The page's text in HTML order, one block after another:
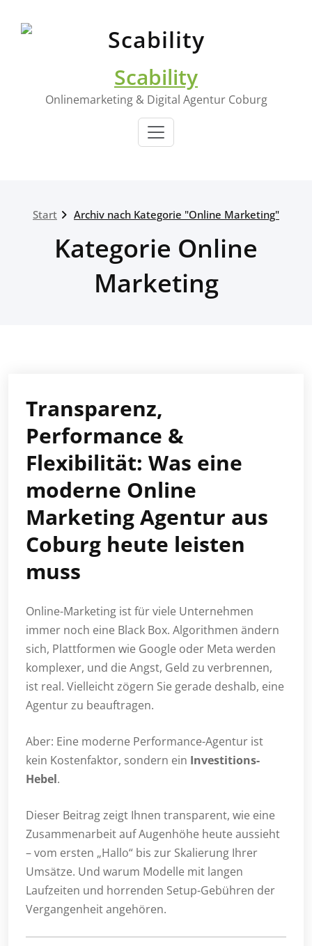
Inhalt
Scability
Onlinemarketing & Digital Agentur Coburg
Start Archiv nach Kategorie "Online Marketing"
Kategorie Online
Marketing
Transparenz,
Performance &
Flexibilität: Was eine
moderne Online
Marketing Agentur aus
Coburg heute leisten
muss
Online-Marketing ist für viele Unternehmen
immer noch eine Black Box. Algorithmen ändern
sich, Plattformen wie Google oder Meta werden
komplexer, und die Angst, Geld zu verbrennen,
ist real. Vielleicht zögern Sie gerade deshalb, eine
Agentur zu beauftragen.
Aber: Eine moderne Performance-Agentur ist
kein Kostenfaktor, sondern ein Investitions-
Hebel.
Dieser Beitrag zeigt Ihnen transparent, wie eine
Zusammenarbeit auf Augenhöhe heute aussieht
– vom ersten „Hallo“ bis zur Skalierung Ihrer
Umsätze. Und warum Modelle mit langen
Laufzeiten und horrenden Setup-Gebühren der
Vergangenheit angehören.